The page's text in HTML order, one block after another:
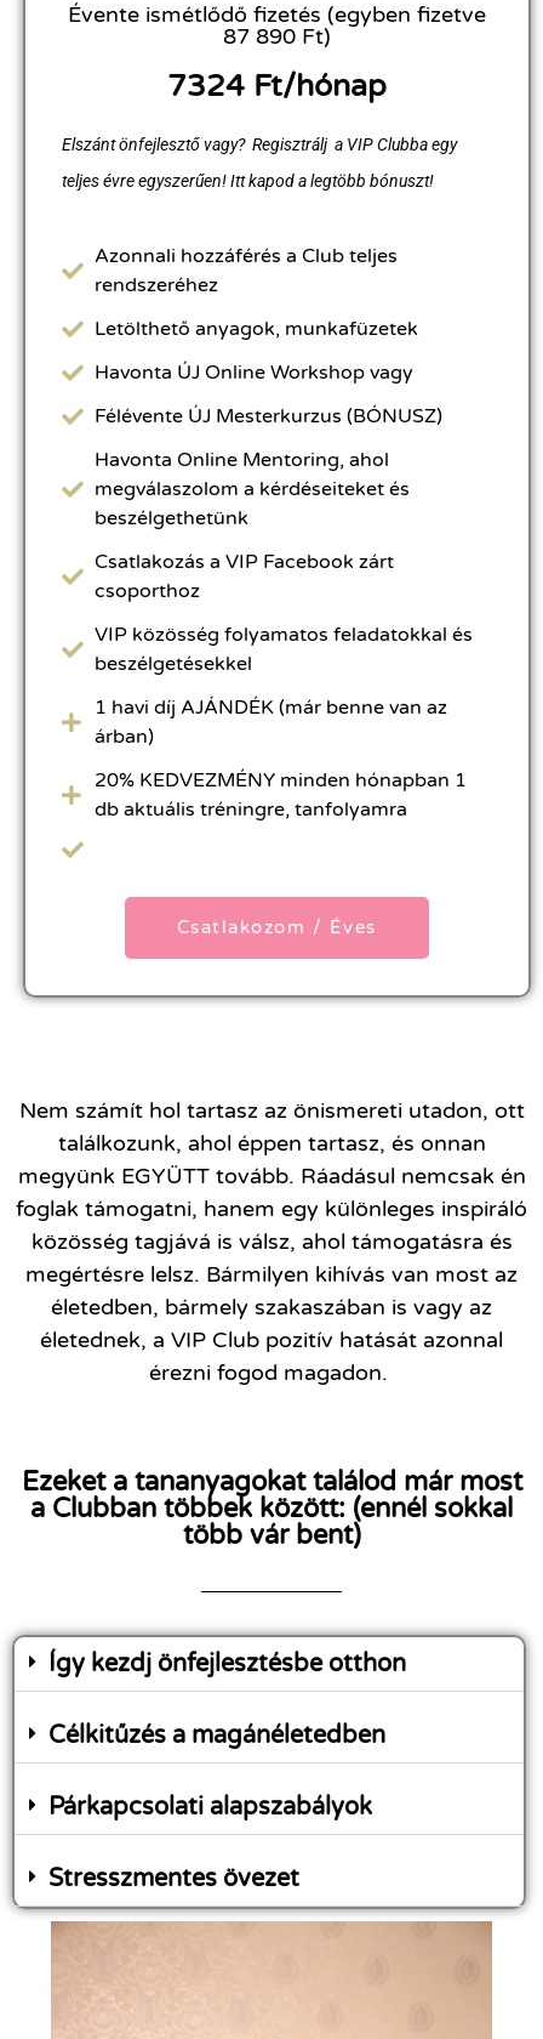
Évente ismétlődő fizetés (egyben fizetve
87 890 Ft)
7324 Ft/hónap
Elszánt önfejlesztő vagy? Regisztrálj a VIP Clubba egy
teljes évre egyszerűen! Itt kapod a legtöbb bónuszt!
Azonnali hozzáférés a Club teljes
rendszeréhez
Letölthető anyagok, munkafüzetek
Havonta ÚJ Online Workshop vagy
Félévente ÚJ Mesterkurzus (BÓNUSZ)
Havonta Online Mentoring, ahol
megválaszolom a kérdéseiteket és
beszélgethetünk
Csatlakozás a VIP Facebook zárt
csoporthoz
VIP közösség folyamatos feladatokkal és
beszélgetésekkel
1 havi díj AJÁNDÉK (már benne van az
árban)
20% KEDVEZMÉNY minden hónapban 1
db aktuális tréningre, tanfolyamra
Csatlakozom / Éves
Nem számít hol tartasz az önismereti utadon, ott
találkozunk, ahol éppen tartasz, és onnan
megyünk EGYÜTT tovább. Ráadásul nemcsak én
foglak támogatni, hanem egy különleges inspiráló
közösség tagjává is válsz, ahol támogatásra és
megértésre lelsz. Bármilyen kihívás van most az
életedben, bármely szakaszában is vagy az
életednek, a VIP Club pozitív hatását azonnal
érezni fogod magadon.
Ezeket a tananyagokat találod már most
a Clubban többek között: (ennél sokkal
több vár bent)
Így kezdj önfejlesztésbe otthon
Célkitűzés a magánéletedben
Párkapcsolati alapszabályok
Stresszmentes övezet